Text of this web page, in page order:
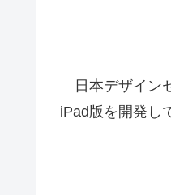
日本デザイン
iPad版を開発し